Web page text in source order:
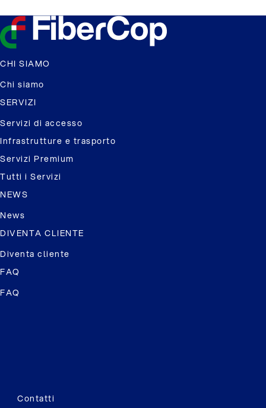
CHI SIAMO
Chi siamo
SERVIZI
Servizi di accesso
Infrastrutture e trasporto
Servizi Premium
Tutti i Servizi
NEWS
News
DIVENTA CLIENTE
Diventa cliente
FAQ
FAQ
Contatti